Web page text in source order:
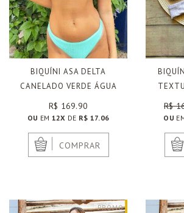
BIQUÍNI ASA DELTA
CANELADO VERDE ÁGUA
R$ 169.90
OU EM 12X DE R$ 17.06
| COMPRAR
R$
OU
PROMO